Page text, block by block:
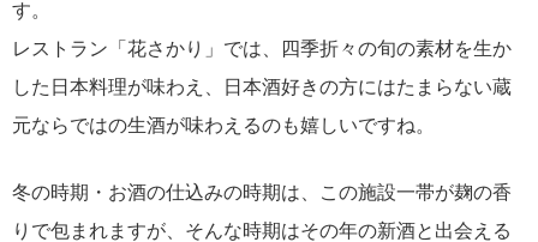
す。
レストラン「花さかり」では、四季折々の旬の素材を生か
した日本料理が味わえ、日本酒好きの方にはたまらない蔵
元ならではの生酒が味わえるのも嬉しいですね。
冬の時期・お酒の仕込みの時期は、この施設一帯が麹の香
りで包まれますが、そんな時期はその年の新酒と出会える